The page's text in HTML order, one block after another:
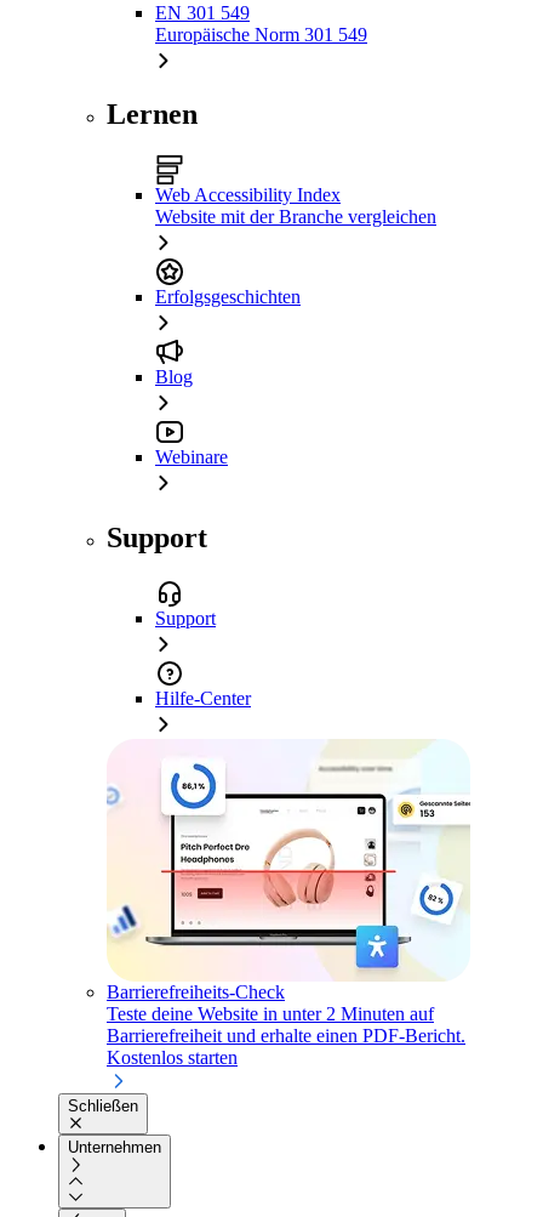
EN 301 549
Europäische Norm 301 549
Lernen
Web Accessibility Index
Website mit der Branche vergleichen
Erfolgsgeschichten
Blog
Webinare
Support
Support
Hilfe-Center
Barrierefreiheits-Check
Teste deine Website in unter 2 Minuten auf
Barrierefreiheit und erhalte einen PDF-Bericht.
Kostenlos starten
Schließen
Unternehmen